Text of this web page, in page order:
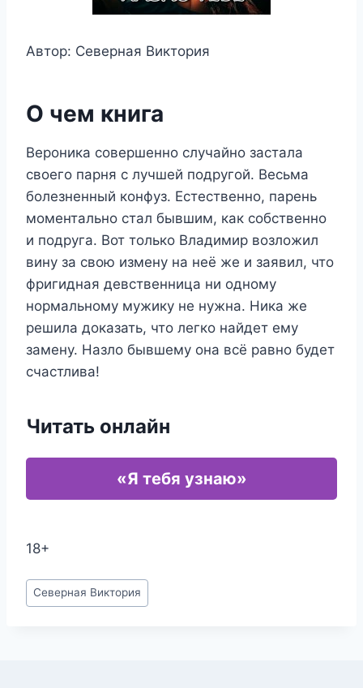
Автор: Северная Виктория
О чем книга
Вероника совершенно случайно застала
своего парня с лучшей подругой. Весьма
болезненный конфуз. Естественно, парень
моментально стал бывшим, как собственно
и подруга. Вот только Владимир возложил
вину за свою измену на неё же и заявил, что
фригидная девственница ни одному
нормальному мужику не нужна. Ника же
решила доказать, что легко найдет ему
замену. Назло бывшему она всё равно будет
счастлива!
Читать онлайн
«Я тебя узнаю»
18+
Метки
записи:
Северная Виктория